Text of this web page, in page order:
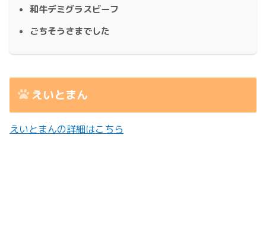
和牛デミグラスビーフ
ごちそうさまでした
えいとまん
えいとまんの詳細はこちら